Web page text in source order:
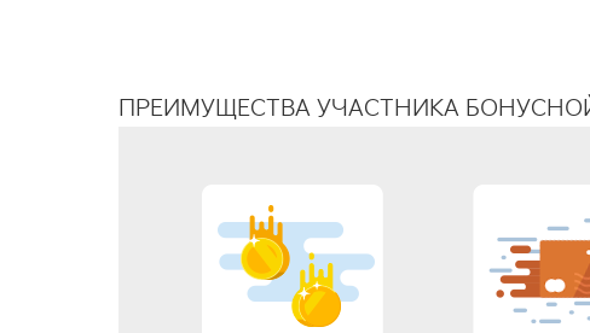
ПРЕИМУЩЕСТВА УЧАСТНИКА